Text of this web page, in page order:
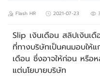
Flash HR 2021-07-23
Slip เงินเดือน สลิปเงินเ
ที่ทางบริษัทเป็นคนมอบให้
เดือน ซึ่งอาจให้ก่อน หรือ
แต่นโยบายบริษัท